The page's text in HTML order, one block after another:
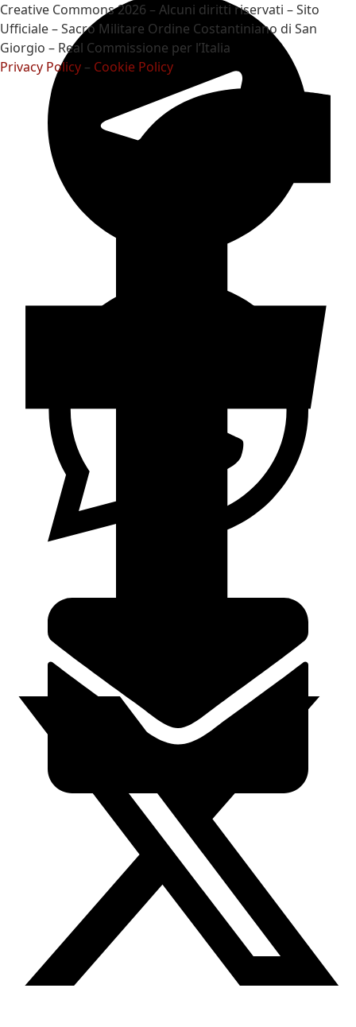
Creative Commons 2026 – Alcuni diritti riservati – Sito
Ufficiale – Sacro Militare Ordine Costantiniano di San
Giorgio – Real Commissione per l’Italia
Privacy Policy – Cookie Policy